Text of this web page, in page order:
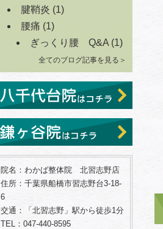
腱鞘炎 (1)
腰痛 (1)
ぎっくり腰 Q&A (1)
全てのブログ記事を見る＞
院名：わかば整体院 北習志野店
住所：千葉県船橋市習志野台3-18-
6
交通：「北習志野」駅から徒歩1分
TEL：047-440-8595